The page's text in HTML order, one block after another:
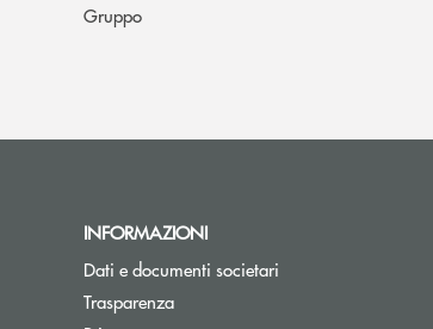
Gruppo
INFORMAZIONI
Dati e documenti societari
Trasparenza